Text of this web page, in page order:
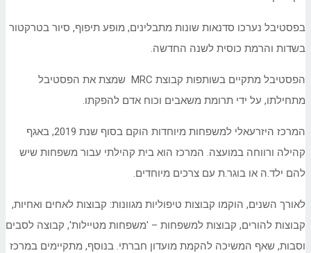
בפסטיבל נערכו סדנאות שונות מתבלינים, מופע תיפוף, סיור בטרקטור
בשדות והרמת כוסית לשנה החדשה.
הפסטיבל מתקיים בשותפות קבוצת MRC שמצת את הפסטיבל
מתחילתו, על ידי תרומת משאבים וכוח אדם להפקתו.
המרכז היזרעאלי למשפחות מיוחדות הוקם בסוף שנת 2019, באגף
קהילה ורווחה במועצה. המרכז הוא בית קהילתי עבור משפחות שיש
להם ילד.ה או בוגר.ת עם צרכים מיוחדים.
לאורך השנים, הוקמו קבוצות טיפוליות מגוונות: קבוצות לאחים ואחיות,
קבוצות להורים, קבוצות למשפחות – 'משפחות מטיילות', קבוצה לסבים
וסבות, שאף המשיכה להקמת מועדון חברתי. בנוסף, מתקיימים במרכז